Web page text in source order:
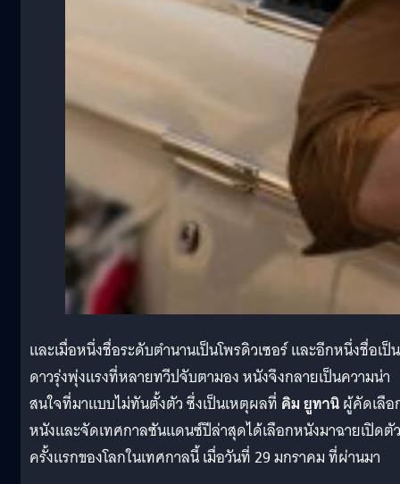
และเมื่อหนึ่งชื่อระดับตำนานเป็นโพรดิวเซอร์ และอีกหนึ่งชื่อเป็น
ดาวรุ่งพุ่งแรงที่หลายทวีปจับตามอง หนังจึงกลายเป็นความน่า
สนใจที่มาแบบไม่ทันตั้งตัว ซึ่งเป็นเหตุผลที่ คิม ยูทานิผู้คัดเลือ
หนังและจัดเทศกาลซันแดนซ์ปีล่าสุดได้เลือกหนังมาฉายเปิดตัว
ครั้งแรกของโลกในเทศกาลนี้ เมื่อวันที่ 29 มกราคม ที่ผ่านมา